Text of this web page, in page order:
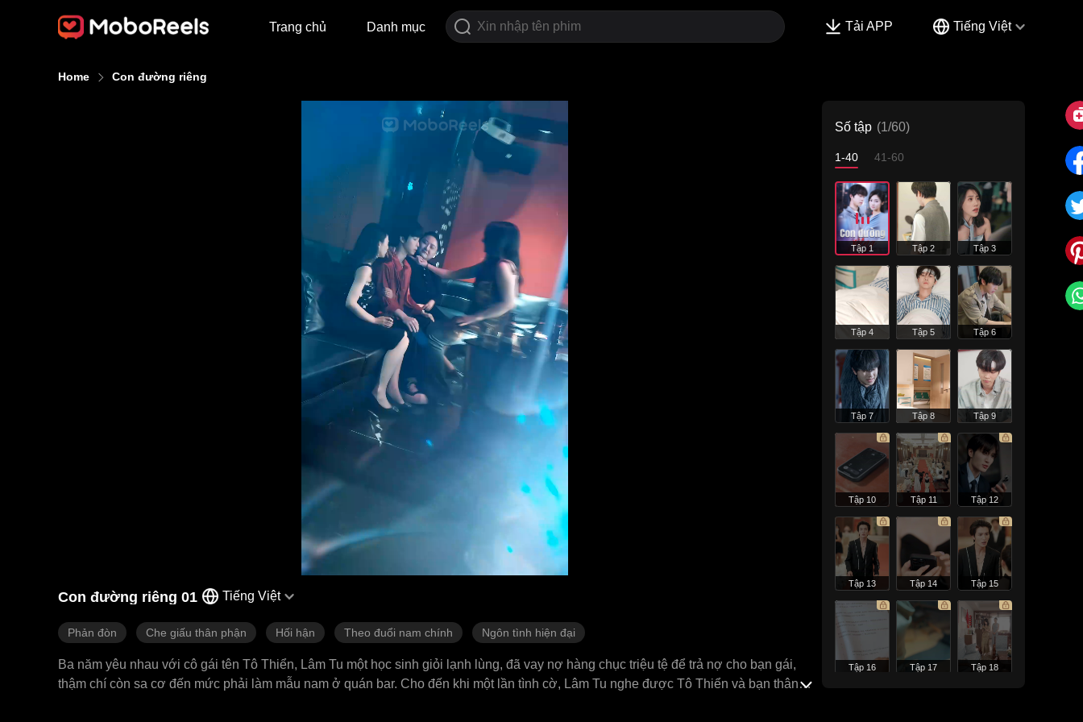
Trang chủ Danh mục Tải APP Tiếng Việt
Home Con đường riêng
Con đường riêng 01 Tiếng Việt
Phản đòn Che giấu thân phận Hối hận Theo đuổi nam chính Ngôn tình hiện đại
Ba năm yêu nhau với cô gái tên Tô Thiển, Lâm Tu một học sinh giỏi lạnh lùng, đã vay nợ hàng chục triệu tệ để trả nợ cho bạn gái,
thậm chí còn sa cơ đến mức phải làm mẫu nam ở quán bar. Cho đến khi một lần tình cờ, Lâm Tu nghe được Tô Thiển và bạn thân
Số tập (1/60)
1-40 41-60
Tập 1 Tập 2 Tập 3
Tập 4 Tập 5 Tập 6
Tập 7 Tập 8 Tập 9
Tập 10 Tập 11 Tập 12
Tập 13 Tập 14 Tập 15
Tập 16 Tập 17 Tập 18